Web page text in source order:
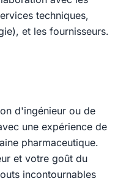
techniques,
et les fournisseurs.
d'ingénieur ou de
une expérience de
pharmaceutique.
et votre goût du
incontournables